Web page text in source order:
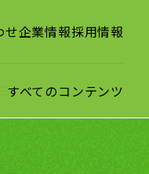
せ企業情報採用情報
すべてのコンテンツ